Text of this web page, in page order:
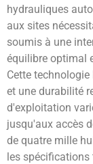
hydrauliques
aux sites
soumis à une
équilibre optimal
Cette
et une durabilité
d'exploitation
jusqu'aux accès
de quatre mille
les spécifications